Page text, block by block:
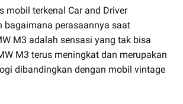
mobil terkenal Car and Driver
bagaimana perasaannya saat
M3 adalah sensasi yang tak bisa
M3 terus meningkat dan merupakan
dibandingkan dengan mobil vintage